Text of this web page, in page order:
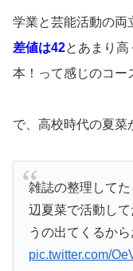
学業と芸能活動の両
差値は42とあまり
本！って感じのコー
で、高校時代の夏菜
雑誌の整理して
辺夏菜で活動し
うの出てくるか
pic.twitter.com/